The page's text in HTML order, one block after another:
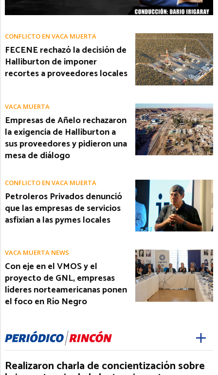
CONFLICTO EN VACA MUERTA
FECENE rechazó la decisión de
Halliburton de imponer
recortes a proveedores locales
VACA MUERTA
Empresas de Añelo rechazaron
la exigencia de Halliburton a
sus proveedores y pidieron una
mesa de diálogo
CONFLICTO EN VACA MUERTA
Petroleros Privados denunció
que las empresas de servicios
asfixian a las pymes locales
VACA MUERTA NEWS
Con eje en el VMOS y el
proyecto de GNL, empresas
líderes norteamericanas ponen
el foco en Río Negro
Realizaron charla de concientización sobre